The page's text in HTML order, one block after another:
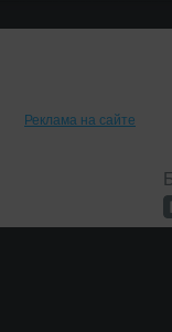
Реклама на сайте